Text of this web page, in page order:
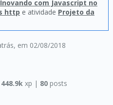
, em 02/08/2018
com Javascript no
http e atividade Projeto da
448.9k xp | 80 posts